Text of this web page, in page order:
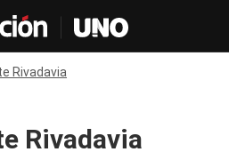
Rivadavia
Rivadavia